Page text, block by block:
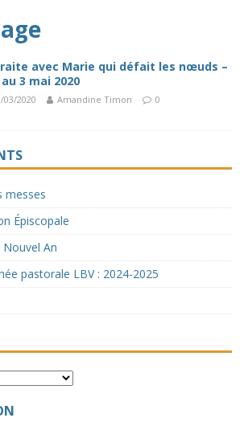
avec Marie qui défait les nœuds –
3 mai 2020
03/2020 Amandine Timon 0
messes
Épiscopale
An
pastorale LBV : 2024-2025